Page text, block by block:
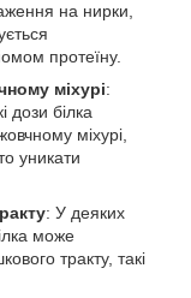
на нирки,
протеїну.
міхурі:
дози білка
міхурі,
уникати
: У деяких
може
тракту, такі